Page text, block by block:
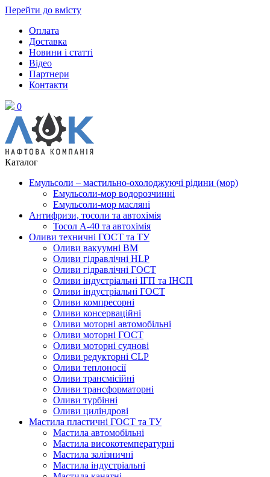
Перейти до вмісту
Оплата
Доставка
Новини і статті
Відео
Партнери
Контакти
0
Каталог
Емульсоли – мастильно-охолоджуючі рідини (мор)
Емульсоли-мор водорозчинні
Емульсоли-мор масляні
Антифризи, тосоли та автохімія
Тосол А-40 та автохімія
Оливи техничні ГОСТ та ТУ
Оливи вакуумні ВМ
Оливи гідравлічні HLP
Оливи гідравлічні ГОСТ
Оливи індустріальні ІГП та ІНСП
Оливи індустріальні ГОСТ
Оливи компресорні
Оливи консерваційні
Оливи моторні автомобільні
Оливи моторні ГОСТ
Оливи моторні суднові
Оливи редукторні CLP
Оливи теплоносії
Оливи трансмісійні
Оливи трансформаторні
Оливи турбінні
Оливи циліндрові
Мастила пластичні ГОСТ та ТУ
Мастила автомобільні
Мастила високотемпературні
Мастила залізничні
Мастила індустріальні